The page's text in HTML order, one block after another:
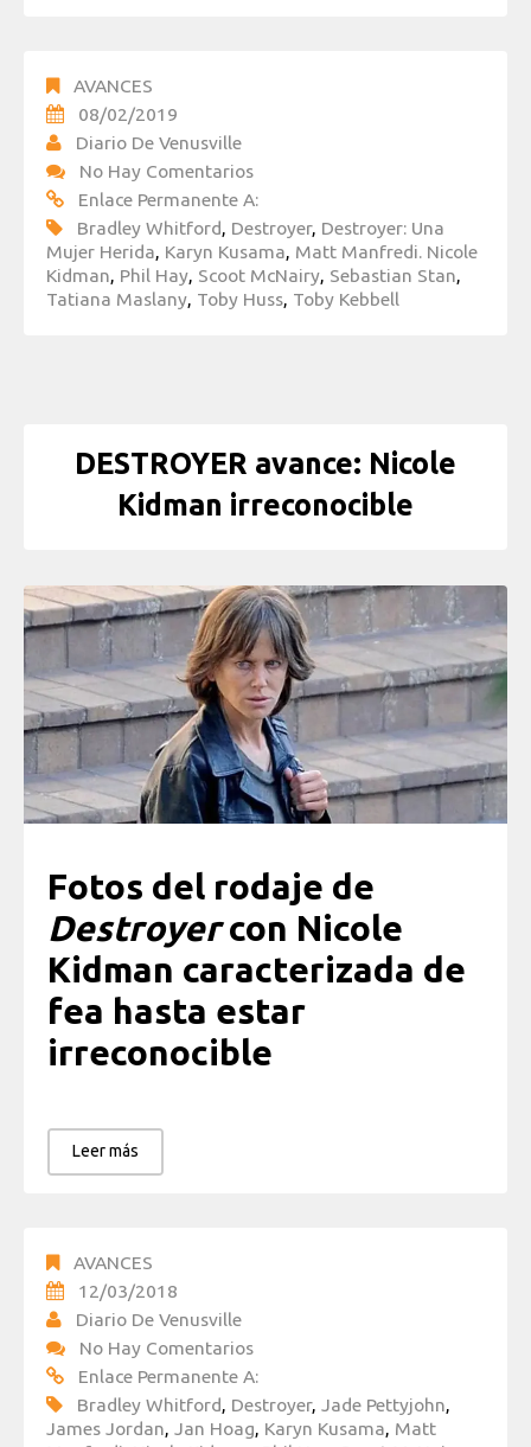
AVANCES
08/02/2019
Diario De Venusville
No Hay Comentarios
Enlace Permanente A:
Bradley Whitford Destroyer, Destroyer: Una
Mujer Herida Karyn Kusama Matt Manfredi. Nicole
Kidman Phil Hay Scoot McNairy Sebastian Stan
Tatiana Maslany Toby Huss Toby Kebbell
DESTROYER avance: Nicole
Kidman irreconocible
Fotos del rodaje de
Destroyercon Nicole
Kidman caracterizada de
fea hasta estar
irreconocible
Leer más
AVANCES
12/03/2018
Diario De Venusville
No Hay Comentarios
Enlace Permanente A:
Bradley Whitford, Destroyer, Jade Pettyjohn,
James Jordan, Jan Hoag, Karyn Kusama, Matt